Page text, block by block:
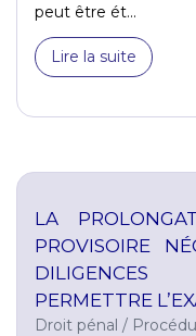
peut être ét...
Lire la suite
LA
PROVISOIRE
PERMETTRE
Droit pénal /